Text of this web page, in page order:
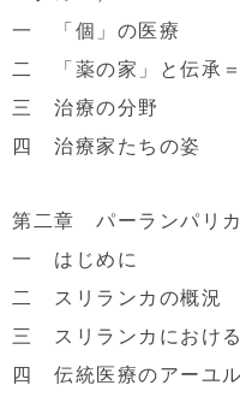
一 「個」の医療
二 「薬の家」と伝承
三 治療の分野
四 治療家たちの姿
第二章 パーランパリ
一 はじめに
二 スリランカの概況
三 スリランカにおけ
四 伝統医療のアーユ